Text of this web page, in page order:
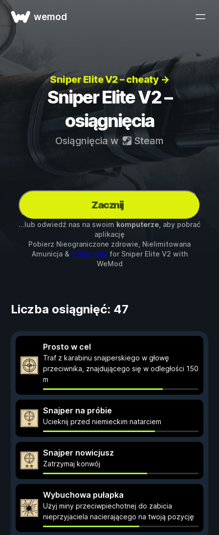
wemod
Sniper Elite V2 – cheaty →
Sniper Elite V2 –
osiągnięcia
Osiągnięcia w Steam
Zacznij
...lub odwiedź nas na swoim komputerze , aby pobrać
aplikację
Pobierz Nieograniczone zdrowie, Nielimitowana
Amunicja & 5 inny mod for Sniper Elite V2 with
WeMod
Liczba osiągnięć: 47
Prosto w cel
Traf z karabinu snajperskiego w głowę
przeciwnika, znajdującego się w odległości 150
m
Snajper na próbie
Ucieknij przed niemieckim natarciem
Snajper nowicjusz
Zatrzymaj konwój
Wybuchowa pułapka
Użyj miny przeciwpiechotnej do zabicia
nieprzyjaciela nacierającego na twoją pozycję